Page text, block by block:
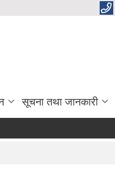
सूचना तथा जानकारी